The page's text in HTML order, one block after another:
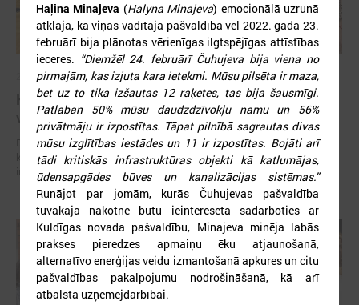
2023. gada 12. maijs
Koropas pašvaldības pārstāvji no Ukrainas
viesojas Gulbenes novadā
Divu dienu garumā ciemiņi no Ukrainas iepazīst Gulbenes novadu,
klātienē tiekoties ar pašvaldības speciālistiem, skatot novada sociālo
infrastruktūru un tiekoties ar uzņēmējiem.
Haļina Minajeva (Halyna Minajeva) emocionālā uzrunā
atklāja, ka viņas vadītajā pašvaldībā vēl 2022. gada 23.
februārī bija plānotas vērienīgas ilgtspējīgas attīstības
ieceres. “Diemžēl 24. februārī Čuhujeva bija viena no
pirmajām, kas izjuta kara ietekmi. Mūsu pilsēta ir maza,
bet uz to tika izšautas 12 raķetes, tas bija šausmīgi.
Patlaban 50% mūsu daudzdzīvokļu namu un 56%
privātmāju ir izpostītas. Tāpat pilnībā sagrautas divas
mūsu izglītības iestādes un 11 ir izpostītas. Bojāti arī
tādi kritiskās infrastruktūras objekti kā katlumājas,
ūdensapgādes būves un kanalizācijas sistēmas.”
Runājot par jomām, kurās Čuhujevas pašvaldība
tuvākajā nākotnē būtu ieinteresēta sadarboties ar
Kuldīgas novada pašvaldību, Minajeva minēja labās
prakses pieredzes apmaiņu ēku atjaunošanā,
alternatīvo enerģijas veidu izmantošanā apkures un citu
pašvaldības pakalpojumu nodrošināšanā, kā arī
atbalstā uzņēmējdarbībai.